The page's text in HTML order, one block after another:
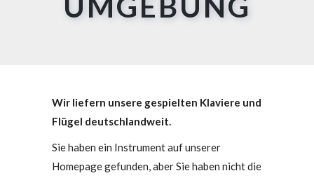
Wir liefern unsere gespielten Klaviere und
Flügel deutschlandweit.
Sie haben ein Instrument auf unserer
Homepage gefunden, aber Sie haben nicht die